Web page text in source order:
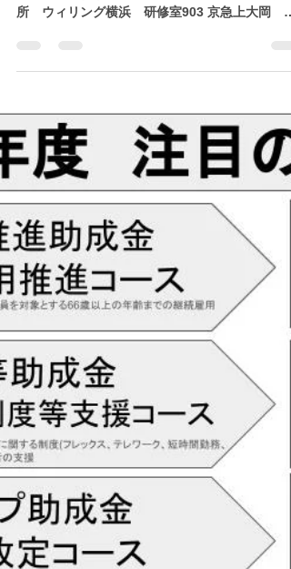
学習塾対象 労務管理・助成金セミナー＆勉強会
浜市営地下鉄上大岡駅下車 ゆめおおおか内 定
ださい。